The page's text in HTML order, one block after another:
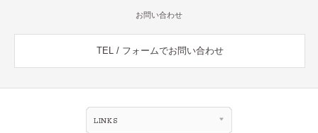
お問い合わせ
TEL / フォームでお問い合わせ
LINKS